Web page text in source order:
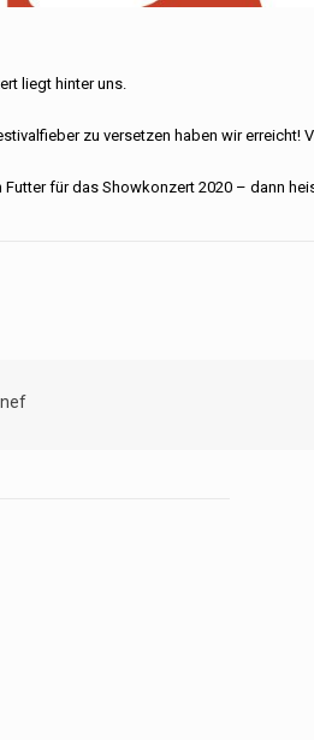
liegt hinter uns.
zu versetzen haben wir erreicht!
Futter für das Showkonzert 2020 – dann